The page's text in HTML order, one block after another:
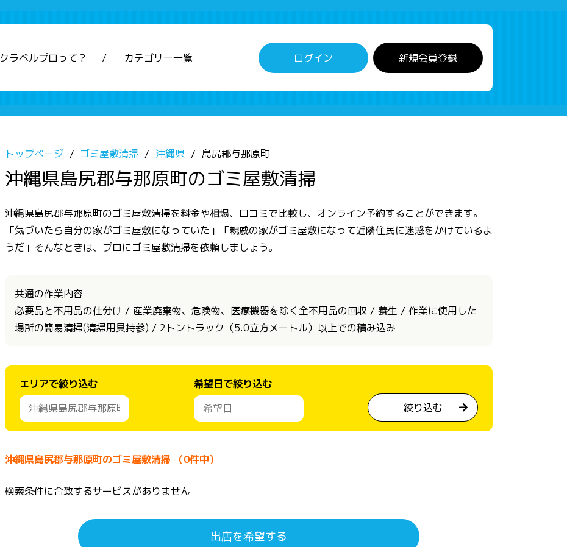
クラベルプロって？ カテゴリー一覧 ログイン 新規会員登録
トップページ ゴミ屋敷清掃 沖縄県 島尻郡与那原町
沖縄県島尻郡与那原町のゴミ屋敷清掃
沖縄県島尻郡与那原町のゴミ屋敷清掃を料金や相場、口コミで比較し、オンライン予約することができます。
「気づいたら自分の家がゴミ屋敷になっていた」「親戚の家がゴミ屋敷になって近隣住民に迷惑をかけているよ
うだ」そんなときは、プロにゴミ屋敷清掃を依頼しましょう。
共通の作業内容
必要品と不用品の仕分け / 産業廃棄物、危険物、医療機器を除く全不用品の回収 / 養生 / 作業に使用した
場所の簡易清掃(清掃用具持参) / 2トントラック（5.0立方メートル）以上での積み込み
エリアで絞り込む
希望日で絞り込む
絞り込む
沖縄県島尻郡与那原町のゴミ屋敷清掃 （0件中）
検索条件に合致するサービスがありません
出店を希望する